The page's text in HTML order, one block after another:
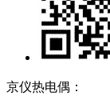
京仪热电偶：